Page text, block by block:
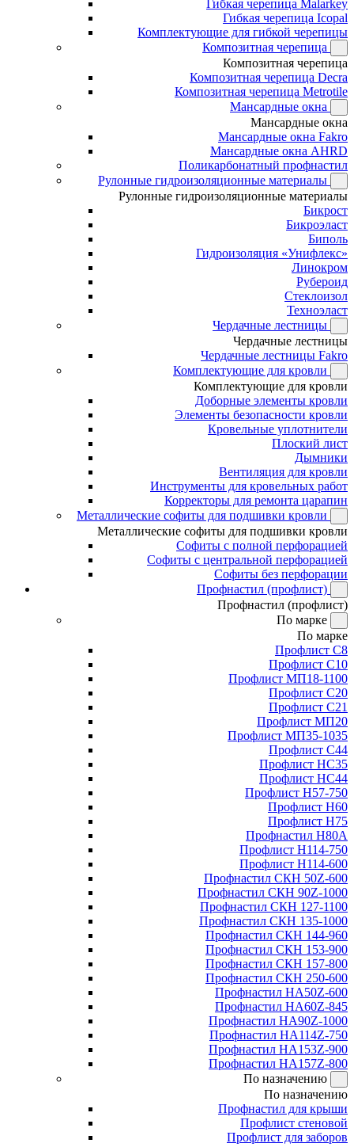
Гибкая черепица Malarkey
Гибкая черепица Icopal
Комплектующие для гибкой черепицы
Композитная черепица
Композитная черепица
Композитная черепица Decra
Композитная черепица Metrotile
Мансардные окна
Мансардные окна
Мансардные окна Fakro
Мансардные окна AHRD
Поликарбонатный профнастил
Рулонные гидроизоляционные материалы
Рулонные гидроизоляционные материалы
Бикрост
Бикроэласт
Биполь
Гидроизоляция «Унифлекс»
Линокром
Рубероид
Стеклоизол
Техноэласт
Чердачные лестницы
Чердачные лестницы
Чердачные лестницы Fakro
Комплектующие для кровли
Комплектующие для кровли
Доборные элементы кровли
Элементы безопасности кровли
Кровельные уплотнители
Плоский лист
Дымники
Вентиляция для кровли
Инструменты для кровельных работ
Корректоры для ремонта царапин
Металлические софиты для подшивки кровли
Металлические софиты для подшивки кровли
Софиты с полной перфорацией
Софиты с центральной перфорацией
Софиты без перфорации
Профнастил (профлист)
Профнастил (профлист)
По марке
По марке
Профлист С8
Профлист С10
Профлист МП18-1100
Профлист С20
Профлист С21
Профлист МП20
Профлист МП35-1035
Профлист С44
Профлист НС35
Профлист НС44
Профлист Н57-750
Профлист Н60
Профлист Н75
Профнастил Н80А
Профлист Н114-750
Профлист Н114-600
Профнастил СКН 50Z-600
Профнастил СКН 90Z-1000
Профнастил СКН 127-1100
Профнастил СКН 135-1000
Профнастил СКН 144-960
Профнастил СКН 153-900
Профнастил СКН 157-800
Профнастил СКН 250-600
Профнастил НА50Z-600
Профнастил НА60Z-845
Профнастил НА90Z-1000
Профнастил НА114Z-750
Профнастил НА153Z-900
Профнастил НА157Z-800
По назначению
По назначению
Профнастил для крыши
Профлист стеновой
Профлист для заборов